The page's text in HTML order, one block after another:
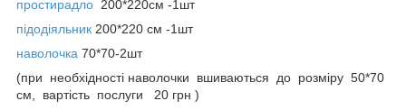
простирадло 200*220см -1шт
підодіяльник 200*220 см -1шт
наволочка 70*70-2шт
(при необхідності наволочки вшиваються до розміру 50*70
см, вартість послуги 20 грн )